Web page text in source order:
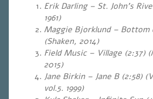
Erik Darling – St. John’s
1961)
Maggie Bjorklund – Bottom
(Shaken, 2014)
Field Music – Village (2:37)
2015)
Jane Birkin – Jane B (2:58)
vol.5. 1999)